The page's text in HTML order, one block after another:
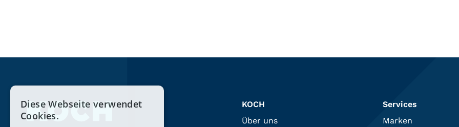
KOCH
Über uns
Services
Marken
Diese Webseite verwendet
Cookies.